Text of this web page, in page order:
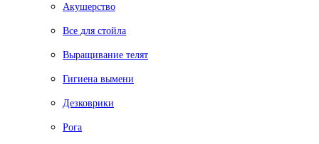
Акушерство
Все для стойла
Выращивание телят
Гигиена вымени
Дезковрики
Рога